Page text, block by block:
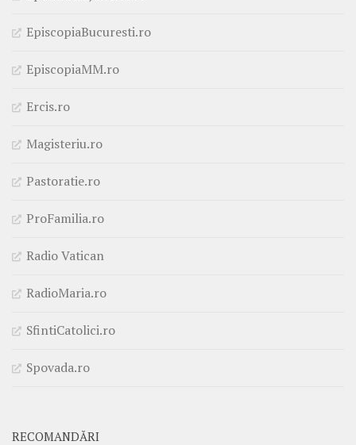
EpiscopiaBucuresti.ro
EpiscopiaMM.ro
Ercis.ro
Magisteriu.ro
Pastoratie.ro
ProFamilia.ro
Radio Vatican
RadioMaria.ro
SfintiCatolici.ro
Spovada.ro
RECOMANDĂRI